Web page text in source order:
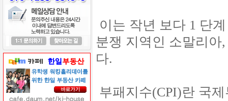
이는 작년 보다 1 단
분쟁 지역인 소말리
다.
부패지수(CPI)란 국